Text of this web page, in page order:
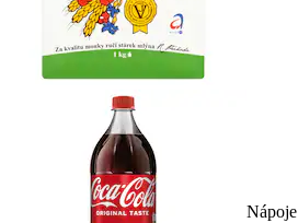
Nápoje